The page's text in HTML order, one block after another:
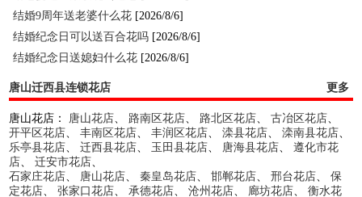
结婚9周年送老婆什么花 [2026/8/6]
结婚纪念日可以送百合花吗 [2026/8/6]
结婚纪念日送媳妇什么花 [2026/8/6]
唐山迁西县连锁花店 更多
唐山花店： 唐山花店、 路南区花店、 路北区花店、古冶区花店、
开平区花店、丰南区花店、丰润区花店、滦县花店、滦南县花店、
乐亭县花店、迁西县花店、 玉田县花店、 唐海县花店、遵化市花
店、迁安市花店、
石家庄花店、 唐山花店、秦皇岛花店、邯郸花店、邢台花店、保
定花店、张家口花店、承德花店、沧州花店、 廊坊花店、衡水花